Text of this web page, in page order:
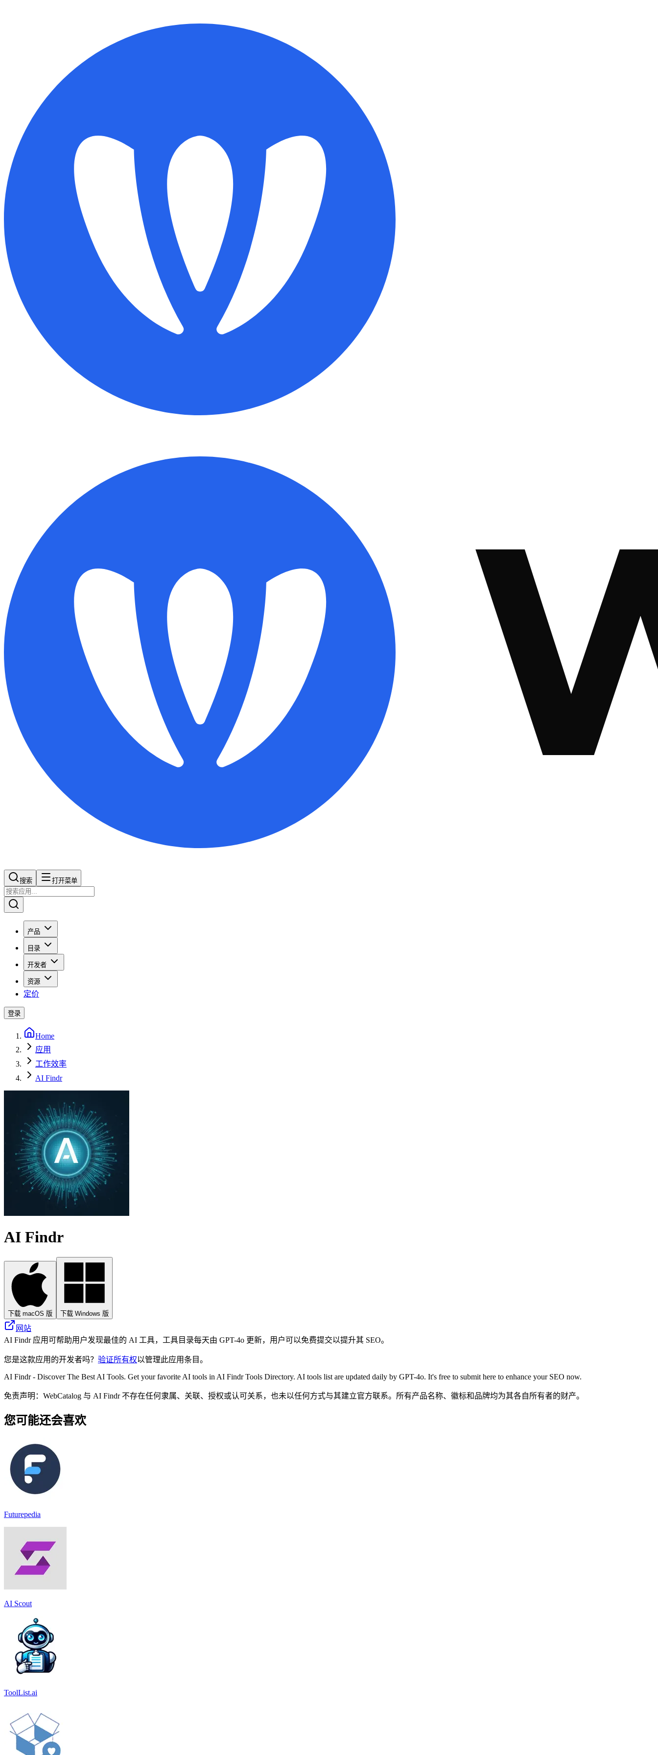
搜索​​​​ 打开菜单
产品
目录
开发者
资源
定价
登录
Home
应用
工作效率
AI Findr
AI Findr
下载 macOS 版 下载 Windows 版
网站
AI Findr 应用可帮助用户发现最佳的 AI 工具，工具目录每天由 GPT-4o 更新，用户可以免费提交以提升其 SEO。
您是这款应用的开发者吗？ 验证所有权以管理此应用条目。
AI Findr - Discover The Best AI Tools. Get your favorite AI tools in AI Findr Tools Directory. AI tools list are updated daily by GPT-4o. It's free to submit here to enhance your SEO now.
免责声明：WebCatalog 与 AI Findr 不存在任何隶属、关联、授权或认可关系，也未以任何方式与其建立官方联系。所有产品名称、徽标和品牌均为其各自所有者的财产。
您可能还会喜欢
Futurepedia
AI Scout
ToolList.ai